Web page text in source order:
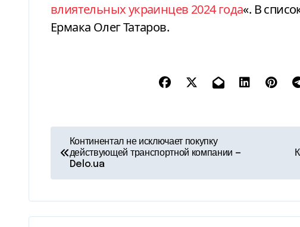
влиятельных украинцев 2024 года«. В
Ермака Олег Татаров.
в
и
Континентал не исключает покупку
действующей транспортной компании —
Delo.ua